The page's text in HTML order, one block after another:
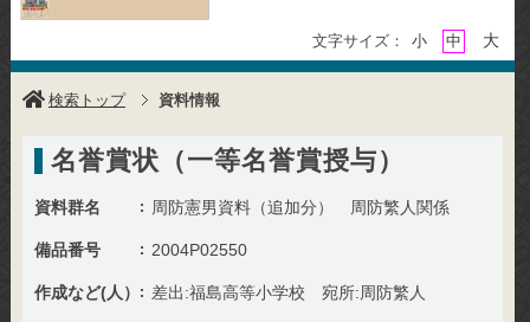
文字サイズ： 小 中 大
検索トップ 資料情報
名誉賞状（一等名誉賞授与）
資料群名 周防憲男資料（追加分） 周防繁人関係
備品番号 2004P02550
作成など(人） 差出:福島高等小学校 宛所:周防繁人